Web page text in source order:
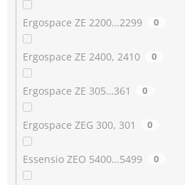
Ergospace ZE 2200…2299 0
Ergospace ZE 2400, 2410 0
Ergospace ZE 305…361 0
Ergospace ZEG 300, 301 0
Essensio ZEO 5400…5499 0